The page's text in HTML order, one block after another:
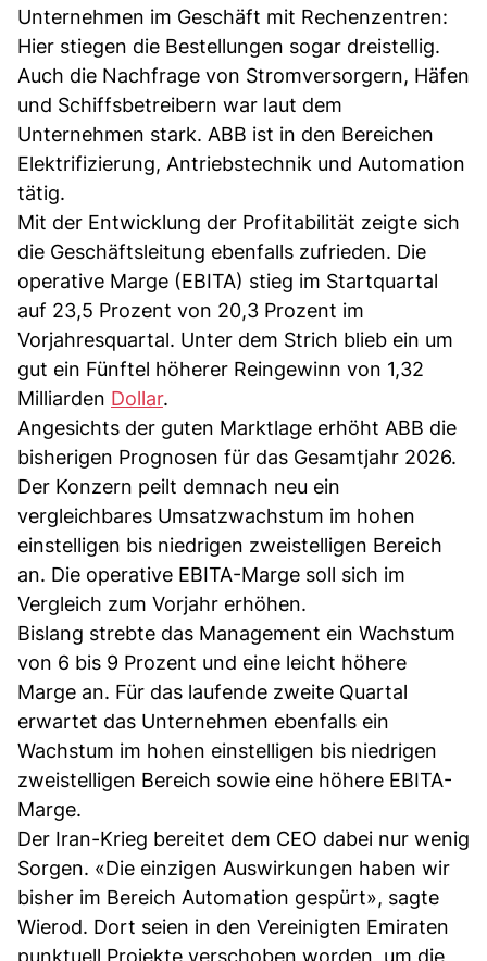
Unternehmen im Geschäft mit Rechenzentren:
Hier stiegen die Bestellungen sogar dreistellig.
Auch die Nachfrage von Stromversorgern, Häfen
und Schiffsbetreibern war laut dem
Unternehmen stark. ABB ist in den Bereichen
Elektrifizierung, Antriebstechnik und Automation
tätig.
Mit der Entwicklung der Profitabilität zeigte sich
die Geschäftsleitung ebenfalls zufrieden. Die
operative Marge (EBITA) stieg im Startquartal
auf 23,5 Prozent von 20,3 Prozent im
Vorjahresquartal. Unter dem Strich blieb ein um
gut ein Fünftel höherer Reingewinn von 1,32
Milliarden Dollar.
Angesichts der guten Marktlage erhöht ABB die
bisherigen Prognosen für das Gesamtjahr 2026.
Der Konzern peilt demnach neu ein
vergleichbares Umsatzwachstum im hohen
einstelligen bis niedrigen zweistelligen Bereich
an. Die operative EBITA-Marge soll sich im
Vergleich zum Vorjahr erhöhen.
Bislang strebte das Management ein Wachstum
von 6 bis 9 Prozent und eine leicht höhere
Marge an. Für das laufende zweite Quartal
erwartet das Unternehmen ebenfalls ein
Wachstum im hohen einstelligen bis niedrigen
zweistelligen Bereich sowie eine höhere EBITA-
Marge.
Der Iran-Krieg bereitet dem CEO dabei nur wenig
Sorgen. «Die einzigen Auswirkungen haben wir
bisher im Bereich Automation gespürt», sagte
Wierod. Dort seien in den Vereinigten Emiraten
punktuell Projekte verschoben worden, um die